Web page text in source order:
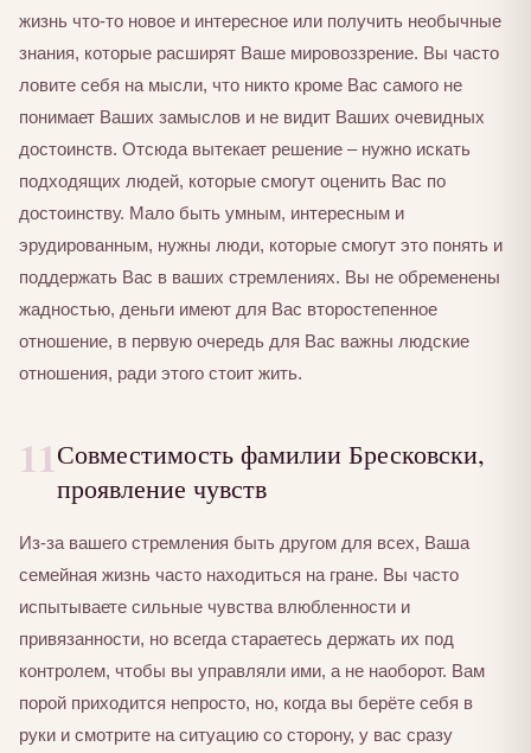
жизнь что-то новое и интересное или получить необычные
знания, которые расширят Ваше мировоззрение. Вы часто
ловите себя на мысли, что никто кроме Вас самого не
понимает Ваших замыслов и не видит Ваших очевидных
достоинств. Отсюда вытекает решение – нужно искать
подходящих людей, которые смогут оценить Вас по
достоинству. Мало быть умным, интересным и
эрудированным, нужны люди, которые смогут это понять и
поддержать Вас в ваших стремлениях. Вы не обременены
жадностью, деньги имеют для Вас второстепенное
отношение, в первую очередь для Вас важны людские
отношения, ради этого стоит жить.
11Совместимость фамилии Бресковски,
проявление чувств
Из-за вашего стремления быть другом для всех, Ваша
семейная жизнь часто находиться на гране. Вы часто
испытываете сильные чувства влюбленности и
привязанности, но всегда стараетесь держать их под
контролем, чтобы вы управляли ими, а не наоборот. Вам
порой приходится непросто, но, когда вы берёте себя в
руки и смотрите на ситуацию со сторону, у вас сразу